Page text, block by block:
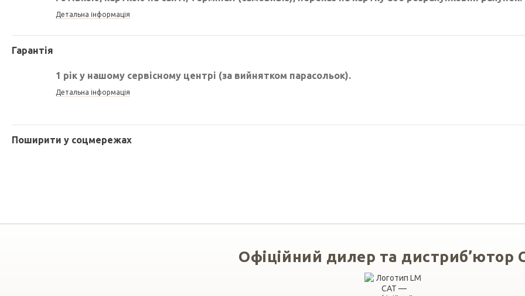
Детальна інформація
Гарантія
1 рік у нашому сервісному центрі (за вийнятком парасольок).
Детальна інформація
Поширити у соцмережах
Офіційний дилер та дистриб’ютор